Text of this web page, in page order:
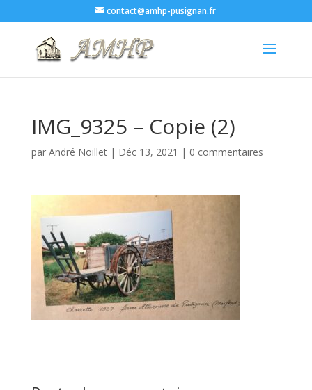
contact@amhp-pusignan.fr
IMG_9325 – Copie (2)
par André Noillet| Déc 13, 2021 | 0 commentaires